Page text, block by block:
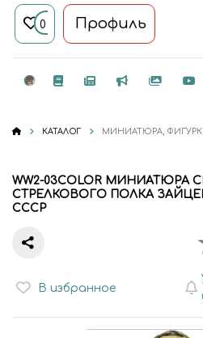
0 Профиль
КАТАЛОГ МИНИАТЮРА,
WW2-03COLOR МИНИАТЮРА
СТРЕЛКОВОГО ПОЛКА
СССР
В избранное